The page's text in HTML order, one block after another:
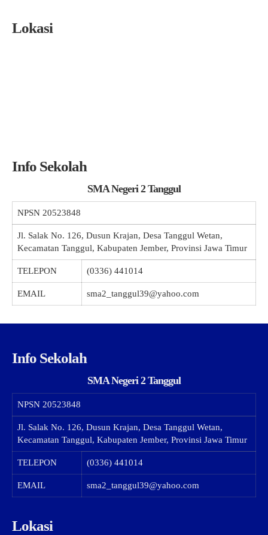
Lokasi
Info Sekolah
SMA Negeri 2 Tanggul
NPSN 20523848
Jl. Salak No. 126, Dusun Krajan, Desa Tanggul Wetan,
Kecamatan Tanggul, Kabupaten Jember, Provinsi Jawa Timur
TELEPON (0336) 441014
EMAIL sma2_tanggul39@yahoo.com
Info Sekolah
SMA Negeri 2 Tanggul
NPSN 20523848
Jl. Salak No. 126, Dusun Krajan, Desa Tanggul Wetan,
Kecamatan Tanggul, Kabupaten Jember, Provinsi Jawa Timur
TELEPON (0336) 441014
EMAIL sma2_tanggul39@yahoo.com
Lokasi